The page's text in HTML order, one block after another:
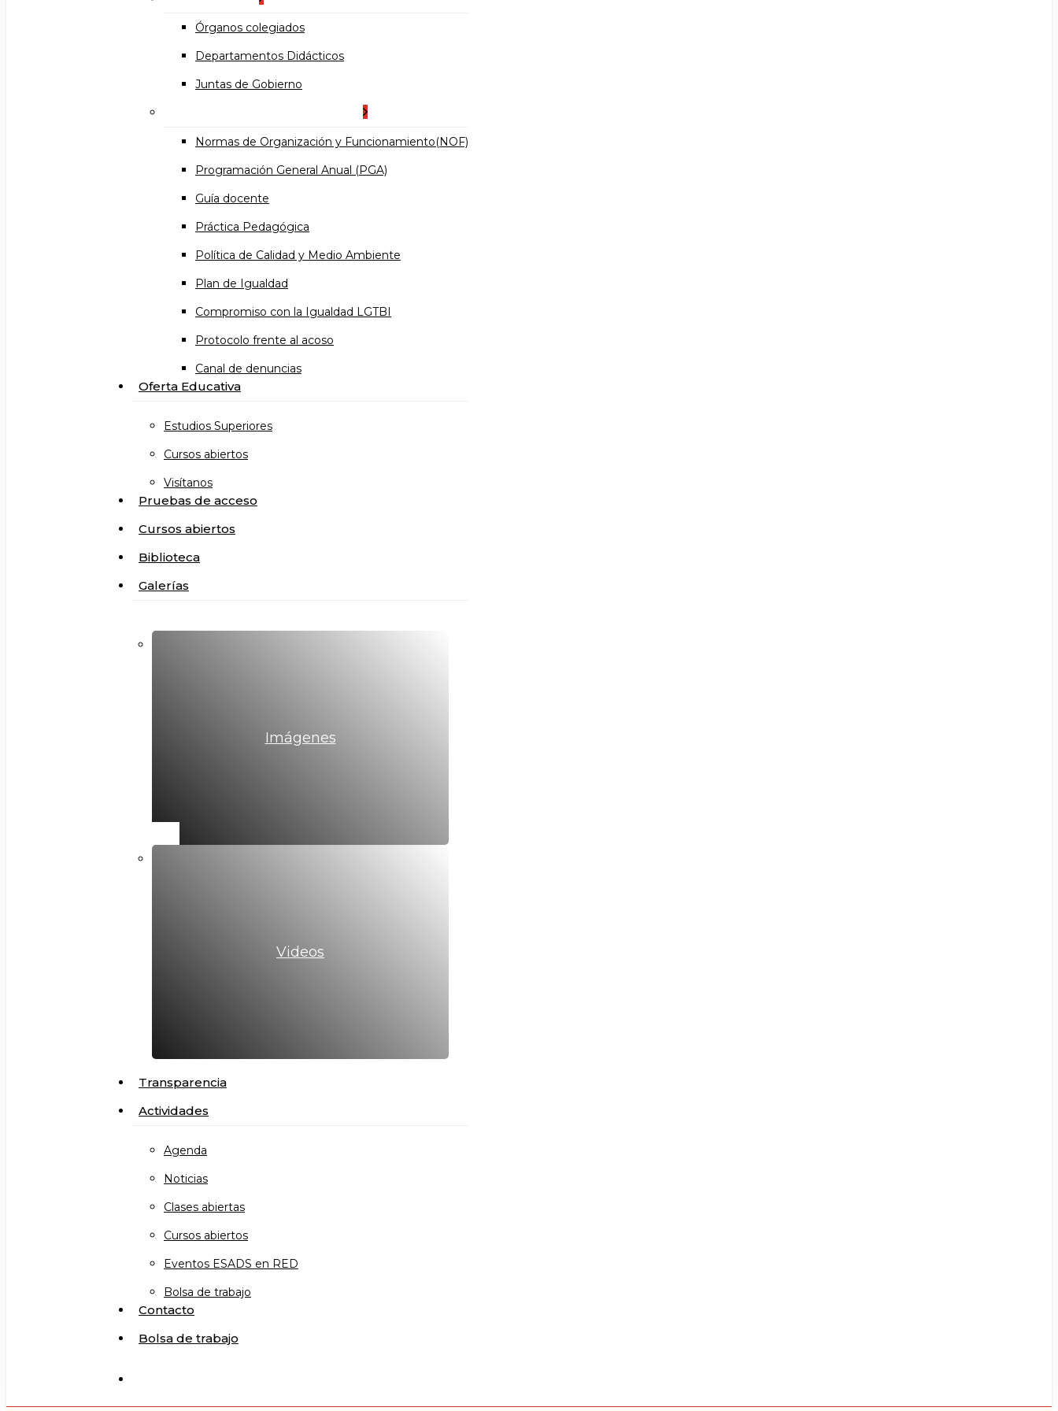
Órganos colegiados
Departamentos Didácticos
Juntas de Gobierno
Normas de Organización y Funcionamiento(NOF)
Programación General Anual (PGA)
Guía docente
Práctica Pedagógica
Política de Calidad y Medio Ambiente
Plan de Igualdad
Compromiso con la Igualdad LGTBI
Protocolo frente al acoso
Canal de denuncias
Oferta Educativa
Estudios Superiores
Cursos abiertos
Visítanos
Pruebas de acceso
Cursos abiertos
Biblioteca
Galerías
Imágenes
Videos
Transparencia
Actividades
Agenda
Noticias
Clases abiertas
Cursos abiertos
Eventos ESADS en RED
Bolsa de trabajo
Contacto
Bolsa de trabajo